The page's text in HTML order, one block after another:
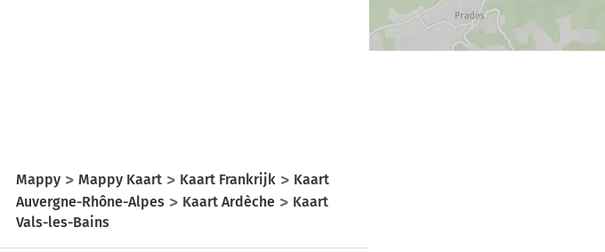
Mappy Mappy Kaart Kaart Frankrijk
Kaart
Auvergne-Rhône-Alpes
Kaart Ardèche
Kaart
Vals-les-Bains